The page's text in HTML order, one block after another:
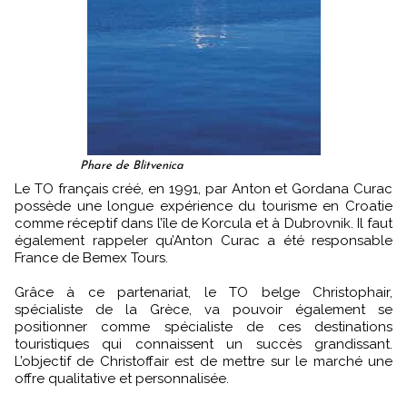
Phare de Blitvenica
Le TO français créé, en 1991, par Anton et Gordana Curac
possède une longue expérience du tourisme en Croatie
comme réceptif dans l’île de Korcula et à Dubrovnik. Il faut
également rappeler qu’Anton Curac a été responsable
France de Bemex Tours.
Grâce à ce partenariat, le TO belge Christophair,
spécialiste de la Grèce, va pouvoir également se
positionner comme spécialiste de ces destinations
touristiques qui connaissent un succès grandissant.
L’objectif de Christoffair est de mettre sur le marché une
offre qualitative et personnalisée.